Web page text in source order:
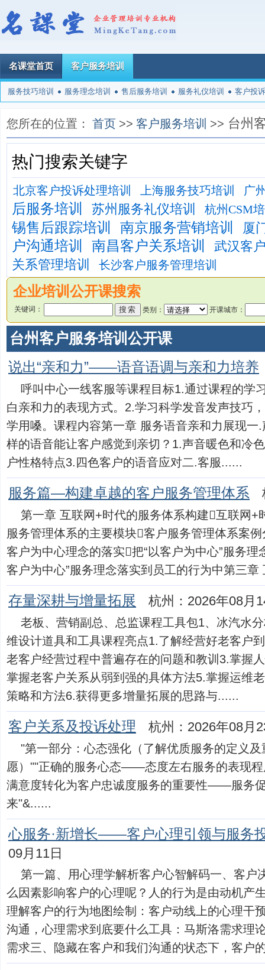
名课堂首页 客户服务培训
服务技巧培训 服务理念培训 售后服务培训 服务礼仪培训 客户投
您所在的位置： 首页 >> 客户服务培训 >> 台州
热门搜索关键字
北京客户投诉处理培训 上海服务技巧培训 广
后服务培训 苏州服务礼仪培训 杭州CSM
锡售后跟踪培训 南京服务营销培训 厦
户沟通培训 南昌客户关系培训
武汉客
关系管理培训
长沙客户服务管理培训
企业培训公开课搜索
关键词： 类别： 开课城市：
台州客户服务培训公开课
说出“亲和力”——语音语调与亲和力培养
呼叫中心一线客服等课程目标1.通过课程的学
白亲和力的表现方式。2.学习科学发音发声技巧
学用嗓。课程内容第一章 服务语音亲和力展现一
样的语音能让客户感觉到亲切？1.声音暖色和冷
户性格特点3.四色客户的语音应对二.客服......
服务篇—构建卓越的客户服务管理体系
第一章 互联网+时代的服务体系构建互联网+
服务管理体系的主要模块客户服务管理体系案
客户为中心理念的落实把“以客户为中心”服务理
客户为中心”服务理念落实到员工的行为中第三
存量深耕与增量拓展 杭州：2026年08月
老板、营销副总、总监课程工具包1、冰汽水
维设计道具和工具课程亮点1.了解经营好老客户
老客户经营过程中普遍存在的问题和教训3.掌握
掌握老客户关系从弱到强的具体方法5.掌握运维
策略和方法6.获得更多增量拓展的思路与......
客户关系及投诉处理 杭州：2026年08月
"第一部分：心态强化（了解优质服务的定义
愿）""正确的服务心态——态度左右服务的表现
满意度转化为客户忠诚度服务的重要性——服务
来"&......
心服务·新增长——客户心理引领与服务
09月11日
第一篇、用心理学解析客户心智解码一、客户
么因素影响客户的心理呢？人的行为是由动机产
理解客户的行为地图绘制：客户动线上的心理干
沟通，心理需求到底要什么工具：马斯洛需求理
需求三、隐藏在客户和我们沟通的状态下，客户